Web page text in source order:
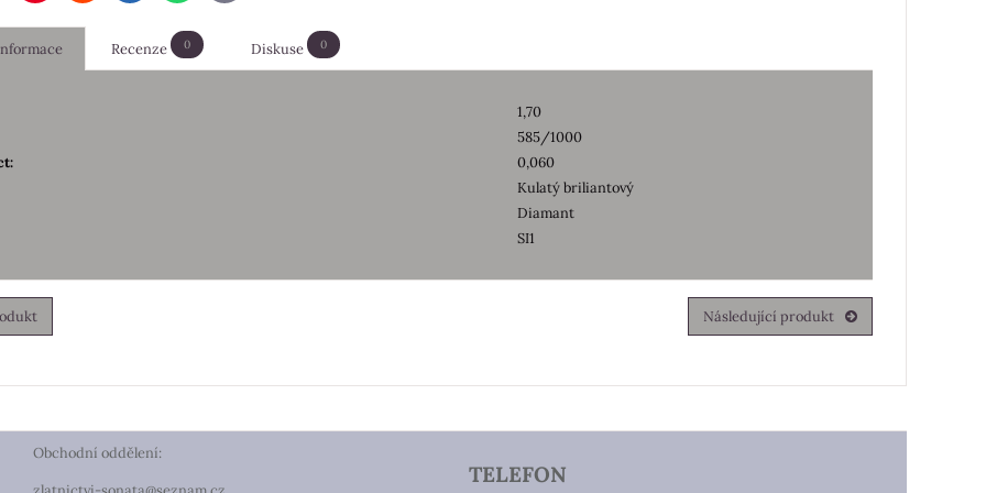
Recenze 0 Diskuse 0
1,70
585/1000
0,060
Kulatý briliantový
Diamant
SI1
Následující produkt
Obchodní oddělení:
TELEFON